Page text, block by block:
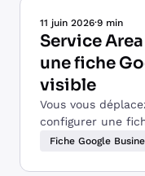
11 juin 2026·9 min
Service
une fiche
visible
Vous vous
configurer une
(Service Area
Fiche Google